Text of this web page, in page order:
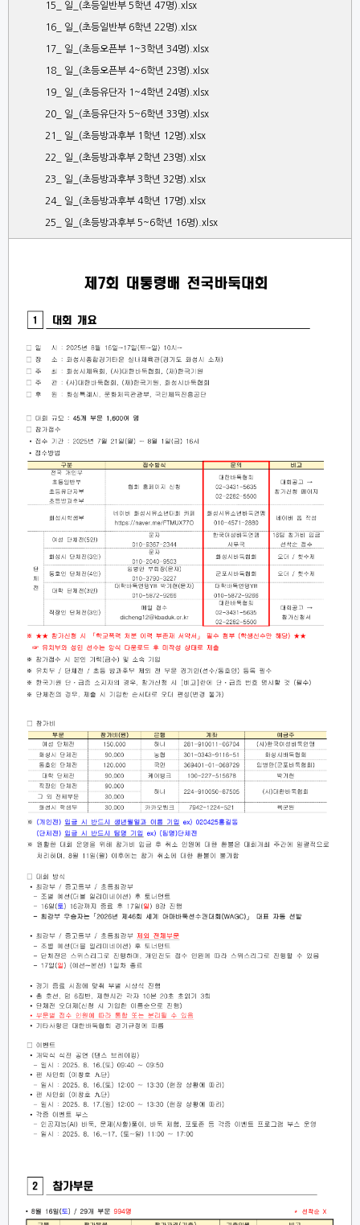
15_ 일_(초등일반부 5학년 47명).xlsx
16_ 일_(초등일반부 6학년 22명).xlsx
17_ 일_(초등오픈부 1~3학년 34명).xlsx
18_ 일_(초등오픈부 4~6학년 23명).xlsx
19_ 일_(초등유단자 1~4학년 24명).xlsx
20_ 일_(초등유단자 5~6학년 33명).xlsx
21_ 일_(초등방과후부 1학년 12명).xlsx
22_ 일_(초등방과후부 2학년 23명).xlsx
23_ 일_(초등방과후부 3학년 32명).xlsx
24_ 일_(초등방과후부 4학년 17명).xlsx
25_ 일_(초등방과후부 5~6학년 16명).xlsx